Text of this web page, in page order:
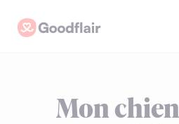
content
Goodflair
Mon